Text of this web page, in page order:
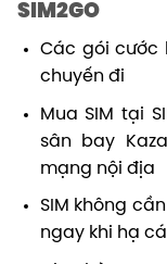
SIM2GO
Các gói cước
chuyến đi
Mua SIM tại
sân bay
mạng nội địa
SIM không
ngay khi hạ